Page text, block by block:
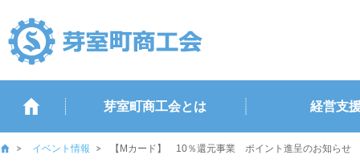
芽室町商工会とは 経営支
イベント情報 【Mカード】 10％還元事業 ポイント進呈のお知らせ